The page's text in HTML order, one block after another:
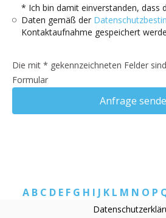
* Ich bin damit einverstanden, dass
Daten gemäß der
Kontaktaufnahme gespeichert
Die mit * gekennzeichneten Felder
Formular
Anfrage
A B C D E F G H I J K L M N O P